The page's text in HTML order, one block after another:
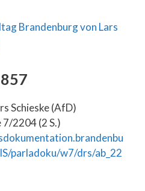
Schieske (AfD)
2204 (2 S.)
parladoku/w7/drs/ab_22